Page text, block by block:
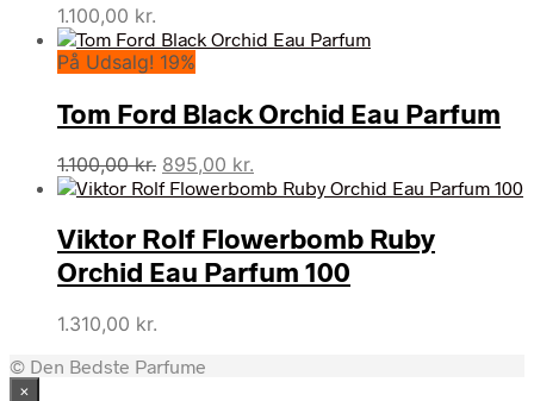
1.100,00 kr.
På Udsalg! 19%
Tom Ford Black Orchid Eau Parfum
1.100,00kr. Den
oprindelige
var:
1.100,00 kr..
895,00 kr.
aktuelle
er:
895,00 kr..
Viktor Rolf Flowerbomb Ruby
Orchid Eau Parfum 100
1.310,00 kr.
© Den Bedste Parfume
×